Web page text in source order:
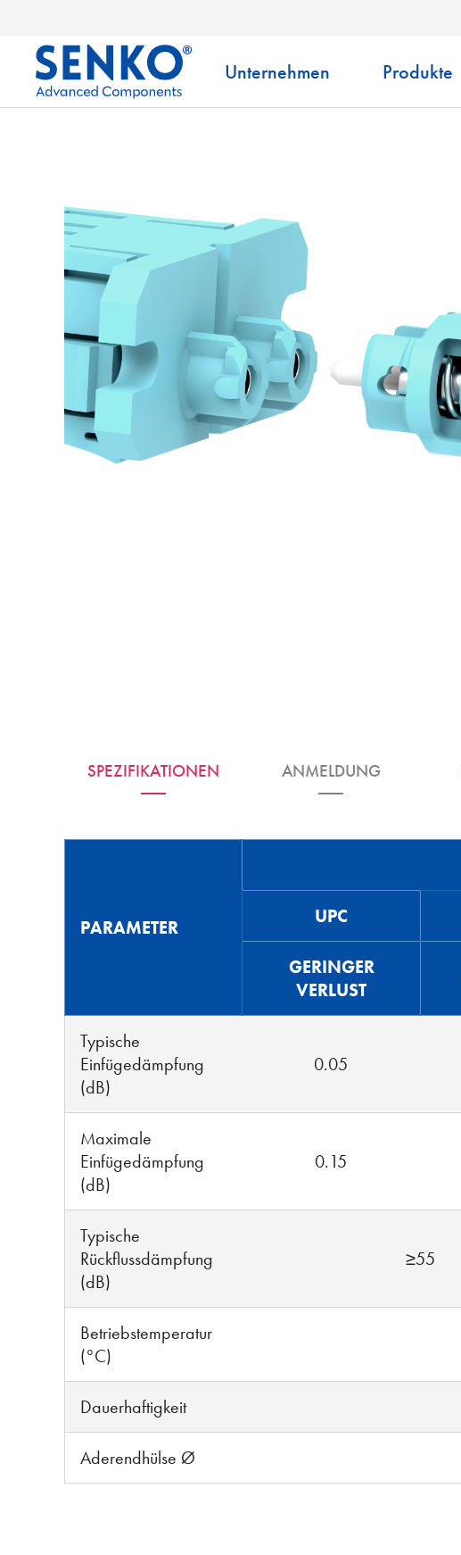
Unternehmen Produkte
SPEZIFIKATIONEN ANMELDUNG
PARAMETER UPC
GERINGER
VERLUST
Typische
Einfügedämpfung
(dB)
0.05
Maximale
Einfügedämpfung
(dB)
0.15
Typische
Rückflussdämpfung
(dB)
≥55
Betriebstemperatur
(°C)
Dauerhaftigkeit
Aderendhülse Ø